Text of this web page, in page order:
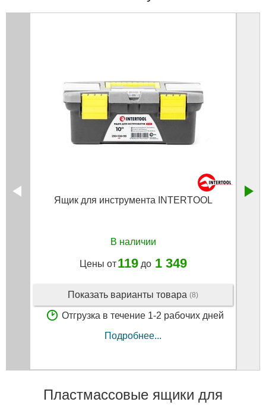
Ящик для инструмента INTERTOOL
В наличии
Цены от 119до 1 349
Показать варианты товара (8)
Отгрузка в течение 1-2 рабочих дней
Подробнее...
Пластмассовые ящики для